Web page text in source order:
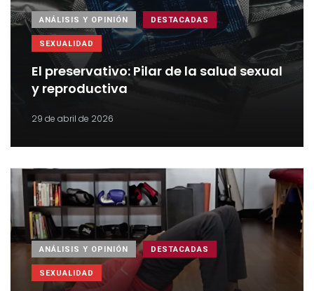
ANÁLISIS Y OPINIÓN DESTACADAS
SEXUALIDAD
El preservativo: Pilar de la salud sexual
y reproductiva
29 de abril de 2026
ANÁLISIS Y OPINIÓN DESTACADAS
SEXUALIDAD